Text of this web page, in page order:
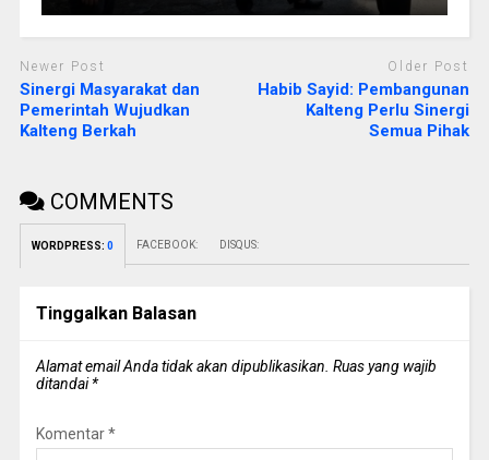
Newer Post
Sinergi Masyarakat dan
Pemerintah Wujudkan
Kalteng Berkah
Older Post
Habib Sayid: Pembangunan
Kalteng Perlu Sinergi
Semua Pihak
COMMENTS
WORDPRESS: 0 FACEBOOK: DISQUS:
Tinggalkan Balasan
Alamat email Anda tidak akan dipublikasikan. Ruas yang wajib
ditandai*
Komentar*